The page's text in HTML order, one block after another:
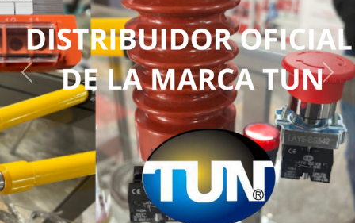
Previous